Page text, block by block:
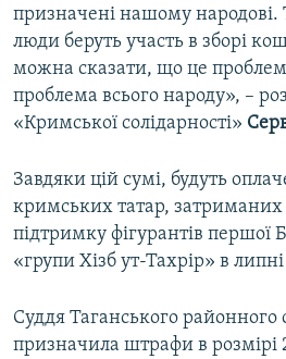
призначені нашому народові.
люди беруть участь в зборі
можна сказати, що це
проблема всього народу», –
«Кримської солідарності»
Завдяки цій сумі, будуть
кримських татар, затриманих
підтримку фігурантів першої
«групи Хізб ут-Тахрір» в
Суддя Таганського районного
призначила штрафи в розмірі